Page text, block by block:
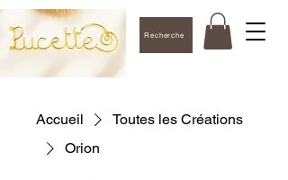
Recherche
Accueil
Toutes les Créations
Orion